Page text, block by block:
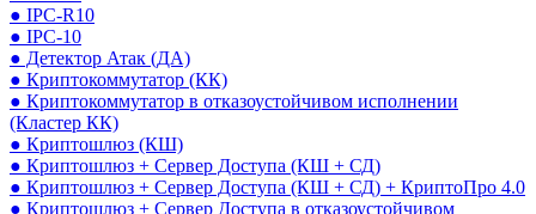
● IPC-R10
● IPC-10
● Детектор Атак (ДА)
● Криптокоммутатор (КК)
● Криптокоммутатор в отказоустойчивом исполнении
(Кластер КК)
● Криптошлюз (КШ)
● Криптошлюз + Сервер Доступа (КШ + СД)
● Криптошлюз + Сервер Доступа (КШ + СД) + КриптоПро 4.0
● Криптошлюз + Сервер Доступа в отказоустойчивом